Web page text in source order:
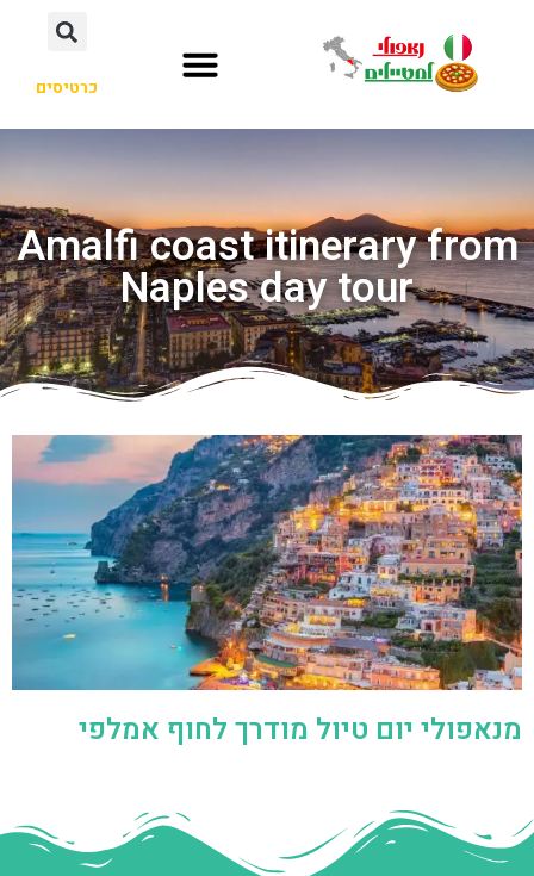
כרטיסים
Amalfi coast itinerary from
Naples day tour
מנאפולי יום טיול מודרך לחוף אמלפי